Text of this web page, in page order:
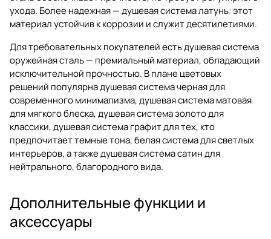
ухода. Более надежная — душевая система латунь: этот
материал устойчив к коррозии и служит десятилетиями.
Для требовательных покупателей есть душевая система
оружейная сталь — премиальный материал, обладающий
исключительной прочностью. В плане цветовых
решений популярна душевая система черная для
современного минимализма, душевая система матовая
для мягкого блеска, душевая система золото для
классики, душевая система графит для тех, кто
предпочитает темные тона, белая система для светлых
интерьеров, а также душевая система сатин для
нейтрального, благородного вида.
Дополнительные функции и
аксессуары